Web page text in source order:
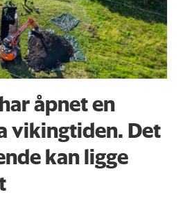
åpnet en
vikingtiden. Det
kan ligge